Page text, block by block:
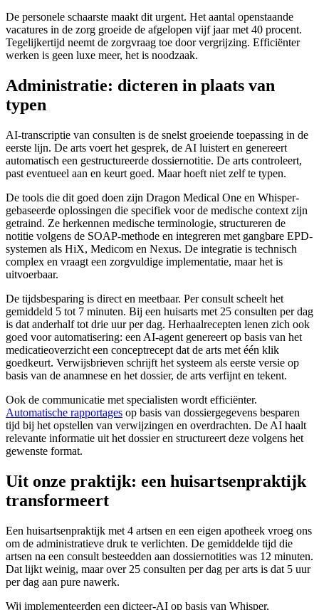
De personele schaarste maakt dit urgent. Het aantal openstaande
vacatures in de zorg groeide de afgelopen vijf jaar met 40 procent.
Tegelijkertijd neemt de zorgvraag toe door vergrijzing. Efficiënter
werken is geen luxe meer, het is noodzaak.
Administratie: dicteren in plaats van
typen
AI-transcriptie van consulten is de snelst groeiende toepassing in de
eerste lijn. De arts voert het gesprek, de AI luistert en genereert
automatisch een gestructureerde dossiernotitie. De arts controleert,
past eventueel aan en keurt goed. Maar hoeft niet zelf te typen.
De tools die dit goed doen zijn Dragon Medical One en Whisper-
gebaseerde oplossingen die specifiek voor de medische context zijn
getraind. Ze herkennen medische terminologie, structureren de
notitie volgens de SOAP-methode en integreren met gangbare EPD-
systemen als HiX, Medicom en Nexus. De integratie is technisch
complex en vraagt een zorgvuldige implementatie, maar het is
uitvoerbaar.
De tijdsbesparing is direct en meetbaar. Per consult scheelt het
gemiddeld 5 tot 7 minuten. Bij een huisarts met 25 consulten per dag
is dat anderhalf tot drie uur per dag. Herhaalrecepten lenen zich ook
goed voor automatisering: een AI-agent genereert op basis van het
medicatieoverzicht een conceptrecept dat de arts met één klik
goedkeurt. Verwijsbrieven schrijft het systeem als eerste versie op
basis van de anamnese en het dossier, de arts verfijnt en tekent.
Ook de communicatie met specialisten wordt efficiënter.
Automatische rapportages op basis van dossiergegevens besparen
tijd bij het opstellen van verwijzingen en overdrachten. De AI haalt
relevante informatie uit het dossier en structureert deze volgens het
gewenste format.
Uit onze praktijk: een huisartsenpraktijk
transformeert
Een huisartsenpraktijk met 4 artsen en een eigen apotheek vroeg ons
om de administratieve druk te verlichten. De gemiddelde tijd die
artsen na een consult besteedden aan dossiernotities was 12 minuten.
Dat lijkt weinig, maar over 25 consulten per dag per arts is dat 5 uur
per dag aan pure nawerk.
Wij implementeerden een dicteer-AI op basis van Whisper,